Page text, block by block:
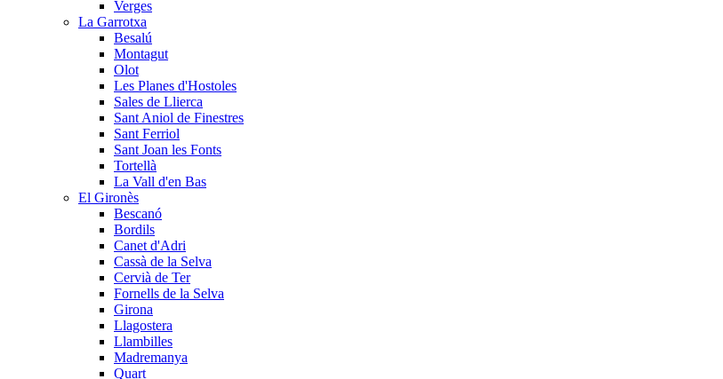
Verges
La Garrotxa
Besalú
Montagut
Olot
Les Planes d'Hostoles
Sales de Llierca
Sant Aniol de Finestres
Sant Ferriol
Sant Joan les Fonts
Tortellà
La Vall d'en Bas
El Gironès
Bescanó
Bordils
Canet d'Adri
Cassà de la Selva
Cervià de Ter
Fornells de la Selva
Girona
Llagostera
Llambilles
Madremanya
Quart